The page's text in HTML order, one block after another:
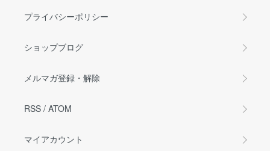
プライバシーポリシー
ショップブログ
メルマガ登録・解除
RSS / ATOM
マイアカウント